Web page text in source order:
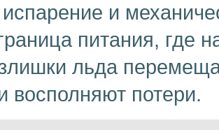
и
питания, где
льда
восполняют потери.